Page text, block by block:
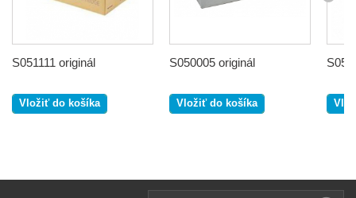
S051111 originál
Vložiť do košíka
S050005 originál
Vložiť do košíka